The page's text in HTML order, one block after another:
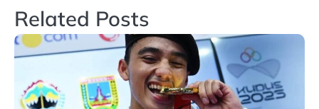
Related Posts